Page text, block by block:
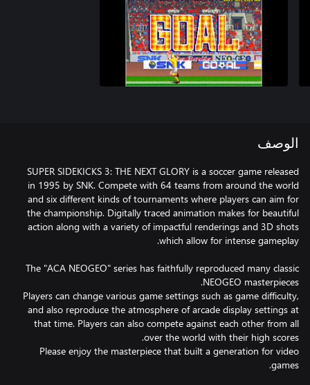
الوصف
SUPER SIDEKICKS 3: THE NEXT GLORY is a soccer game released
in 1995 by SNK. Compete with 64 teams from around the world
and six different kinds of tournaments where players can aim for
the championship. Digitally traced animation makes for beautiful
action along with a variety of impactful renderings and 3D shots
The "ACA NEOGEO" series has faithfully reproduced many classic
Players can change various game settings such as game difficulty,
and also reproduce the atmosphere of arcade display settings at
that time. Players can also compete against each other from all
Please enjoy the masterpiece that built a generation for video